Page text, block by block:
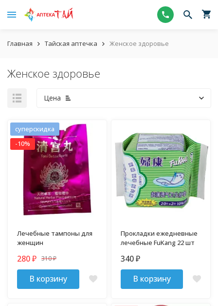
Главная Тайская аптечка Женское здоровье
Женское здоровье
Цена
суперскидка
-10%
Лечебные тампоны для
женщин
280₽ 310₽
В корзину
Прокладки ежедневные
лечебные FuKang 22 шт
340₽
В корзину